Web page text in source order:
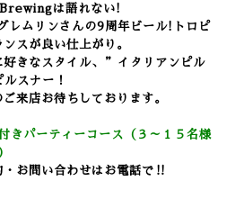
は語れない!
レムリンさんの9周年ビール!トロピ
スが良い仕上がり。
好きなスタイル、”イタリアンピル
スナー！
来店お待ちしております。
きパーティーコース（３～１５名様
・お問い合わせはお電話で‼